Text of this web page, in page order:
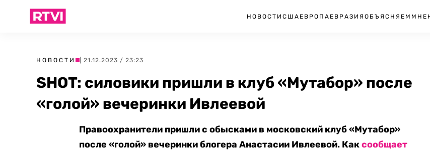
НОВОСТИ США ЕВРОПА ЕВРАЗИЯ ОБЪЯСНЯЕМ
НОВОСТИ | 21.12.2023 / 23:23
SHOT: силовики пришли в клуб «Мутабор» после
«голой» вечеринки Ивлеевой
Правоохранители пришли с обысками в московский клуб «Мутабор»
после «голой» вечеринки блогера Анастасии Ивлеевой. Каксообщает